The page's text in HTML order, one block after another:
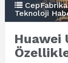
Teknoloji
Huawei